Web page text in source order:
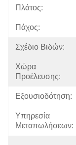
Πλάτος:
Πάχος:
Σχέδιο Βιδών:
Χώρα
Προέλευσης:
Εξουσιοδότηση:
Υπηρεσία
Μεταπωλήσεων: